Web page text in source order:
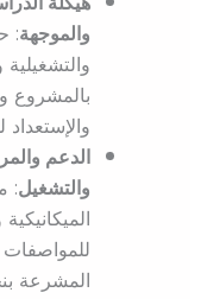
والموجهة:
بالمشروع
والإستعداد
الدعم
والتشغيل:
المشرعة